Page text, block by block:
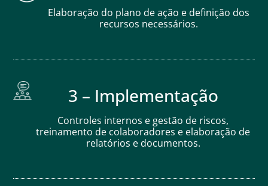
Elaboração do plano de ação e definição dos
recursos necessários.
3 – Implementação
Controles internos e gestão de riscos,
treinamento de colaboradores e elaboração de
relatórios e documentos.